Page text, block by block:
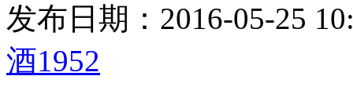
发布日期：2016-05-25
酒1952